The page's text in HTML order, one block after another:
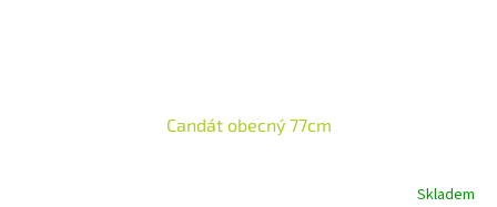
Candát obecný 77cm
Skladem